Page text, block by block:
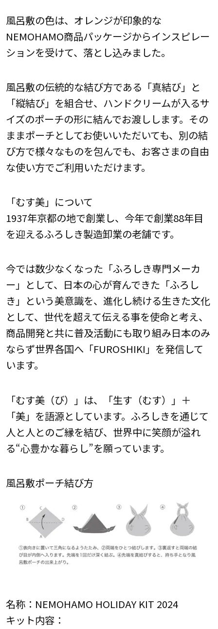
風呂敷の色は、オレンジが印象的な
NEMOHAMO商品パッケージからインスピレー
ションを受けて、落とし込みました。
風呂敷の伝統的な結び方である「真結び」と
「縦結び」を組合せ、ハンドクリームが入るサ
イズのポーチの形に結んでお渡しします。その
ままポーチとしてお使いいただいても、別の結
び方で様々なものを包んでも、お客さまの自由
な使い方でご利用いただけます。
「むす美」について
1937年京都の地で創業し、今年で創業88年目
を迎えるふろしき製造卸業の老舗です。
今では数少なくなった「ふろしき専門メーカ
ー」として、日本の心が育んできた「ふろし
き」という美意識を、進化し続ける生きた文化
として、世代を超えて伝える事を使命と考え、
商品開発と共に普及活動にも取り組み日本のみ
ならず世界各国へ「FUROSHIKI」を発信して
います。
「むす美（び）」は、「生す（むす）」＋
「美」を語源としています。ふろしきを通じて
人と人とのご縁を結び、世界中に笑顔が溢れ
る“心豊かな暮らし”を願っています。
風呂敷ポーチ結び方
名称：NEMOHAMO HOLIDAY KIT 2024
キット内容：